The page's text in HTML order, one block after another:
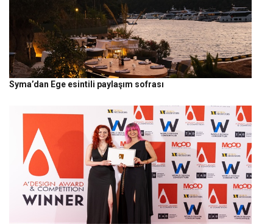
Syma’dan Ege esintili paylaşım sofrası